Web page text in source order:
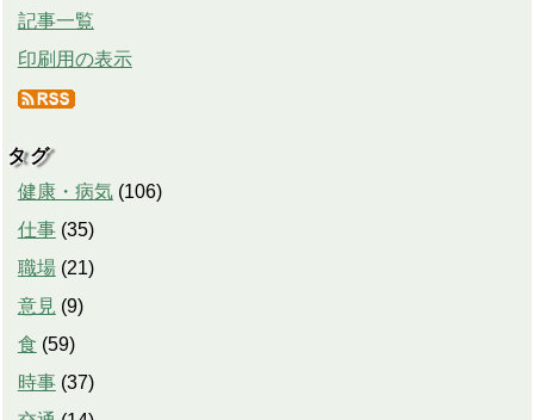
記事一覧
印刷用の表示
タグ
健康・病気 (106)
仕事 (35)
職場 (21)
意見 (9)
食 (59)
時事 (37)